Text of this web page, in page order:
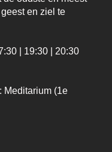
en ziel te
| 19:30 | 20:30
Meditarium (1e